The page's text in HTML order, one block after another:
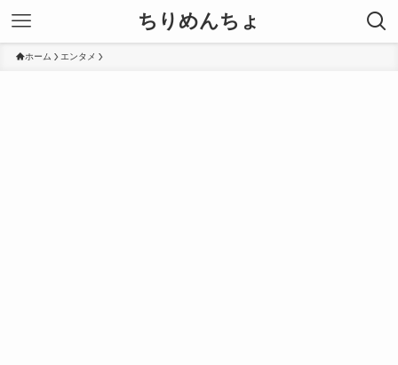
ちりめんちょ
ホーム エンタメ